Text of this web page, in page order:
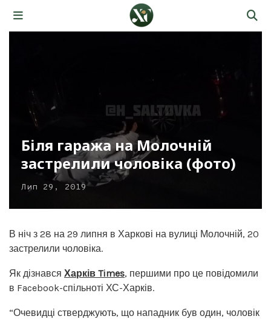
Біля гаража на Молочній
застрелили чоловіка (фото)
Лип 29, 2019
В ніч з 28 на 29 липня в Харкові на вулиці Молочній, 20
застрелили чоловіка.
Як дізнався Харків Times, першими про це повідомили
в Facebook-спільноті ХС-Харків.
“Очевидці стверджують, що нападник був один, чоловік